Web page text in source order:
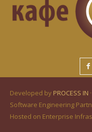
Developed by PROCESS IN
Software Engineering
Hosted on Enterprise